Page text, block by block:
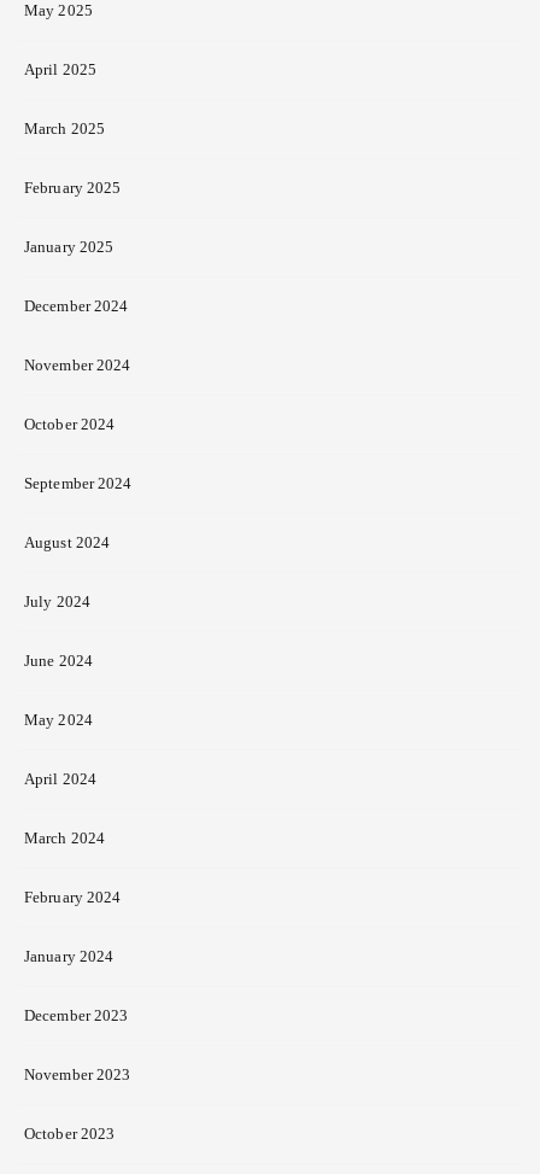
May 2025
April 2025
March 2025
February 2025
January 2025
December 2024
November 2024
October 2024
September 2024
August 2024
July 2024
June 2024
May 2024
April 2024
March 2024
February 2024
January 2024
December 2023
November 2023
October 2023